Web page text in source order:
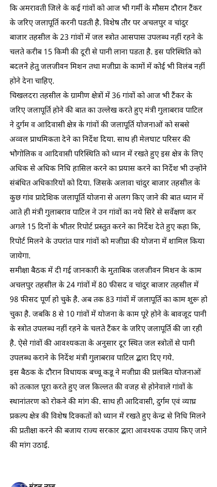
कि अमरावती जिले के कई गांवों को आज भी गर्मी के मौसम दौरान टैंकर
के जरिए जलापूर्ति करनी पडती है. विशेष तौर पर अचलपुर व चांदुर
बाजार तहसील के 23 गांवों में जल स्त्रोत आसपास उपलब्ध नहीं रहने के
चलते करीब 15 किमी की दूरी से पानी लाना पडता है. इस परिस्थिति को
बदलने हेतु जलजीवन मिशन तथा मजीप्रा के कामों में कोई भी विलंब नहीं
होने देना चाहिए.
चिखलदरा तहसील के ग्रामीण क्षेत्रों में 36 गांवों को आज भी टैंकर के
जरिए जलापूर्ति होने की बात का उल्लेख करते हुए मंत्री गुलाबराव पाटिल
ने दुर्गम व आदिवासी क्षेत्र के गांवों की जलापूर्ति योजनाओं को सबसे
अव्वल प्राथमिकता देने का निर्देश दिया. साथ ही मेलघाट परिसर की
भोेगोलिक व आदिवासी परिस्थिति को ध्यान में रखते हुए इस क्षेत्र के लिए
अधिक से अधिक निधि हासिल करने का प्रयास करने का निर्देश भी उन्होंने
संबंधित अधिकारियों को दिया. जिसके अलावा चांदुर बाजार तहसील के
कुछ गांव प्रादेशिक जलापूर्ति योजना से अलग किए जाने की बात ध्यान में
आते ही मंत्री गुलाबराव पाटिल ने उन गांवों का नये सिरे से सर्वेक्षण कर
अगले 15 दिनों के भीतर रिपोर्ट प्रस्तुत करने का निर्देश देते हुए कहा कि,
रिपोर्ट मिलने के उपरांत पात्र गांवों को मजीप्रा की योजना में शामिल किया
जायेगा.
समीक्षा बैठक में दी गई जानकारी के मुताबिक जलजीवन मिशन के काम
अचलपुर तहसील के 24 गांवों में 80 फीसद व चांदुर बाजार तहसील में
98 फीसद पूर्ण हो चुके है. अब तक 83 गांवों में जलापूर्ति का काम शुरू हो
चुका है. जबकि 8 से 10 गांवों में योजना के काम पूरे होने के बावजूद पानी
के स्त्रोत उपलब्ध नहीं रहने के चलते टैंकर के जरिए जलापूर्ति की जा रही
है. ऐसे गांवों की आवश्यकता के अनुसार दूर स्थित जल स्त्रोतों से पानी
उपलब्ध कराने के निर्देश मंत्री गुलाबराव पाटिल द्बारा दिए गये.
इस बैठक के दौरान विधायक बच्चू कडू ने मजीप्रा की प्रलंबित योजनाओं
को तत्काल पूरा करते हुए जल किल्लत की वजह से होनेवाले गांवों के
स्थानांतरण को रोकने की मांग की. साथ ही आदिवासी, दुर्गम एवं व्याघ्र
प्रकल्प क्षेत्र की विशेष दिक्कतों को ध्यान में रखते हुए केन्द्र से निधि मिलने
की प्रतीक्षा करने की बजाय राज्य सरकार द्बारा आवश्यक उपाय किए जाने
की मांग उठाई.